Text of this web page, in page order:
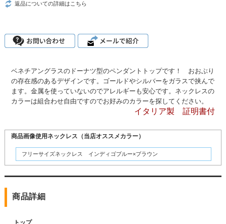
返品についての詳細はこちら
ベネチアングラスのドーナツ型のペンダントトップです！ おおぶり
の存在感のあるデザインです。ゴールドやシルバーをガラスで挟んで
ます。金属を使っていないのでアレルギーも安心です。ネックレスの
カラーは組合わせ自由ですのでお好みのカラーを探してください。
イタリア製 証明書付
商品画像使用ネックレス（当店オススメカラー）
フリーサイズネックレス インディゴブルー×ブラウン
商品詳細
トップ